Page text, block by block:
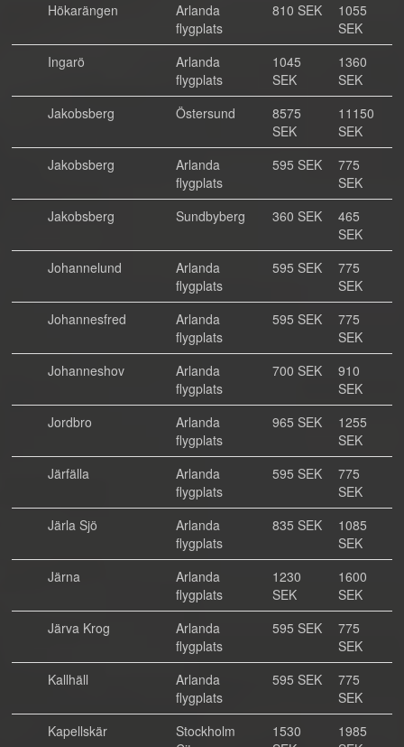
Hökarängen
Arlanda
flygplats
810 SEK
1055
SEK
Ingarö
Arlanda
flygplats
1045
SEK
1360
SEK
Jakobsberg
Östersund
8575
SEK
11150
SEK
Jakobsberg
Arlanda
flygplats
595 SEK
775
SEK
Jakobsberg
Sundbyberg 360 SEK
465
SEK
Johannelund
Arlanda
flygplats
595 SEK
775
SEK
Johannesfred
Arlanda
flygplats
595 SEK
775
SEK
Johanneshov
Arlanda
flygplats
700 SEK
910
SEK
Jordbro
Arlanda
flygplats
965 SEK
1255
SEK
Järfälla
Arlanda
flygplats
595 SEK
775
SEK
Järla Sjö
Arlanda
flygplats
835 SEK
1085
SEK
Järna
Arlanda
flygplats
1230
SEK
1600
SEK
Järva Krog
Arlanda
flygplats
595 SEK
775
SEK
Kallhäll
Arlanda
flygplats
595 SEK
775
SEK
Kapellskär
Stockholm
1530
1985